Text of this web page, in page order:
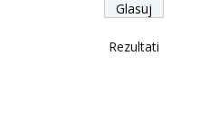
Rezultati